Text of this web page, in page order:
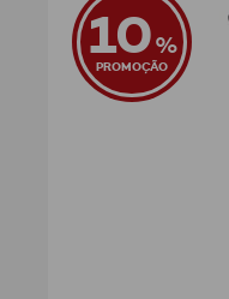
10%
PROMOÇÃO